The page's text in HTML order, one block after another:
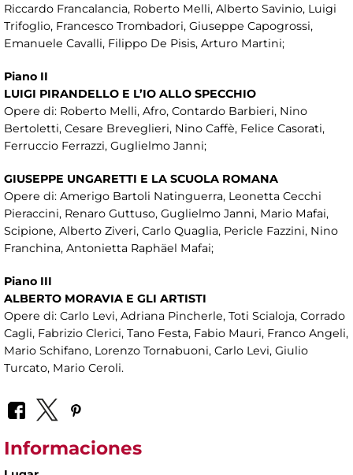
Riccardo Francalancia, Roberto Melli, Alberto Savinio, Luigi
Trifoglio, Francesco Trombadori, Giuseppe Capogrossi,
Emanuele Cavalli, Filippo De Pisis, Arturo Martini;
Piano II
LUIGI PIRANDELLO E L’IO ALLO SPECCHIO
Opere di: Roberto Melli, Afro, Contardo Barbieri, Nino
Bertoletti, Cesare Breveglieri, Nino Caffè, Felice Casorati,
Ferruccio Ferrazzi, Guglielmo Janni;
GIUSEPPE UNGARETTI E LA SCUOLA ROMANA
Opere di: Amerigo Bartoli Natinguerra, Leonetta Cecchi
Pieraccini, Renaro Guttuso, Guglielmo Janni, Mario Mafai,
Scipione, Alberto Ziveri, Carlo Quaglia, Pericle Fazzini, Nino
Franchina, Antonietta Raphäel Mafai;
Piano III
ALBERTO MORAVIA E GLI ARTISTI
Opere di: Carlo Levi, Adriana Pincherle, Toti Scialoja, Corrado
Cagli, Fabrizio Clerici, Tano Festa, Fabio Mauri, Franco Angeli,
Mario Schifano, Lorenzo Tornabuoni, Carlo Levi, Giulio
Turcato, Mario Ceroli.
Informaciones